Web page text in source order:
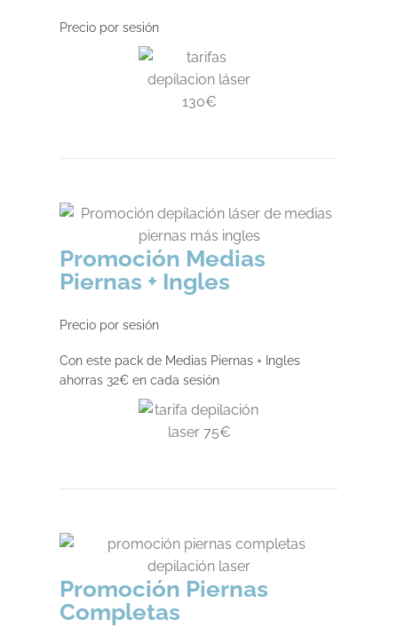
Precio por sesión
Promoción Medias
Piernas + Ingles
Precio por sesión
Con este pack de Medias Piernas + Ingles
ahorras 32€ en cada sesión
Promoción Piernas
Completas